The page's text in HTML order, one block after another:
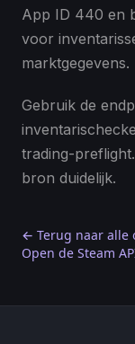
App ID 440 en
voor
marktgegevens.
Gebruik de
trading-
bron duidelijk.
← Terug naar alle
Open de Steam